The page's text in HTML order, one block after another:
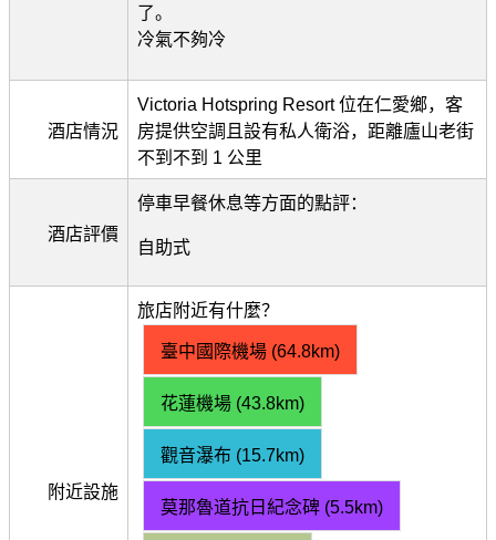
了。
冷氣不夠冷
酒店情況
Victoria Hotspring Resort 位在仁愛鄉，客
房提供空調且設有私人衛浴，距離廬山老街
不到不到 1 公里
酒店評價
停車早餐休息等方面的點評：
自助式
附近設施
旅店附近有什麼？
臺中國際機場 (64.8km)
花蓮機場 (43.8km)
觀音瀑布 (15.7km)
莫那魯道抗日紀念碑 (5.5km)